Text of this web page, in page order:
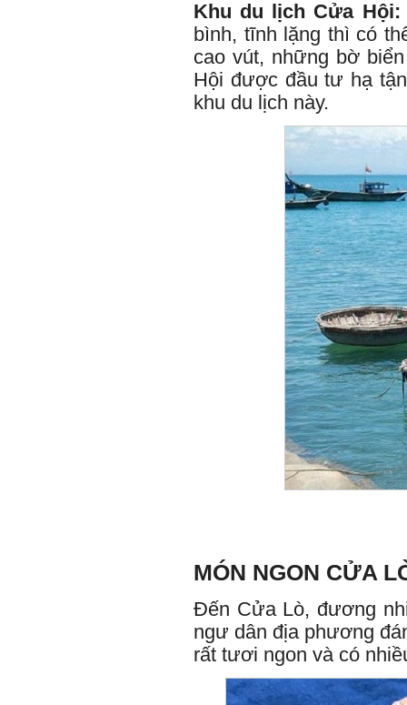
Khu du lịch Cửa Hội:
bình, tĩnh lặng thì có
cao vút, những bờ
Hội được đầu tư hạ
khu du lịch này.
MÓN NGON CỬA
Đến Cửa Lò, đương
ngư dân địa phương
rất tươi ngon và có